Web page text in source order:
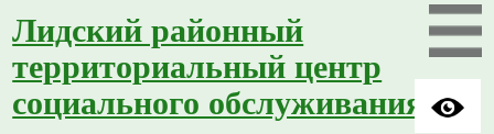
Лидский районный
территориальный центр
социального обслуживания